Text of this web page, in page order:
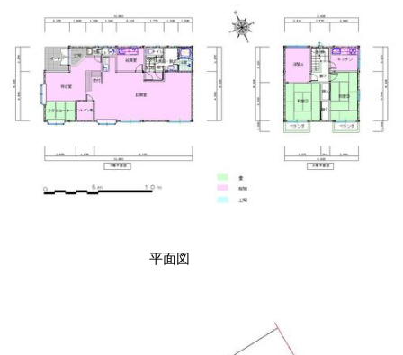
平面図